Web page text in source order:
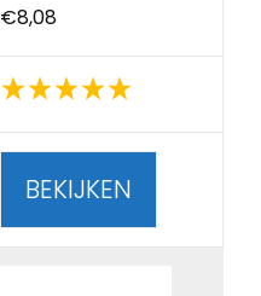
€8,08
BEKIJKEN